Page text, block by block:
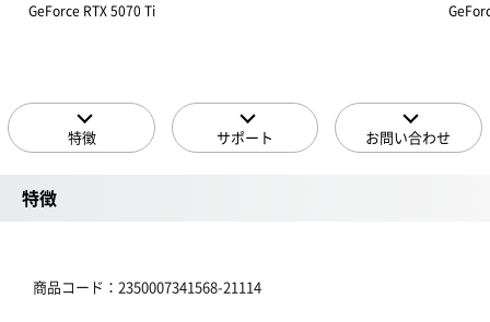
GeForce RTX 5070 Ti
特徴 サポート お問い合わせ
特徴
商品コード：2350007341568-21114